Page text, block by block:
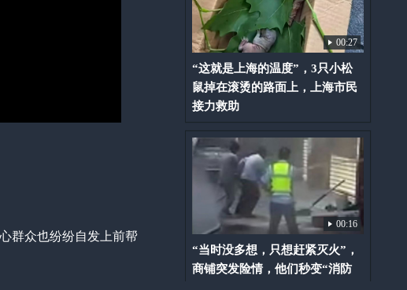
群众也纷纷自发上前帮
00:27
“这就是上海的温度”，3只小松
鼠掉在滚烫的路面上，上海市民
接力救助
00:16
“当时没多想，只想赶紧灭火”，
商铺突发险情，他们秒变“消防